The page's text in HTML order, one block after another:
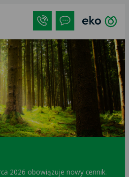
2026 obowiązuje nowy cennik.